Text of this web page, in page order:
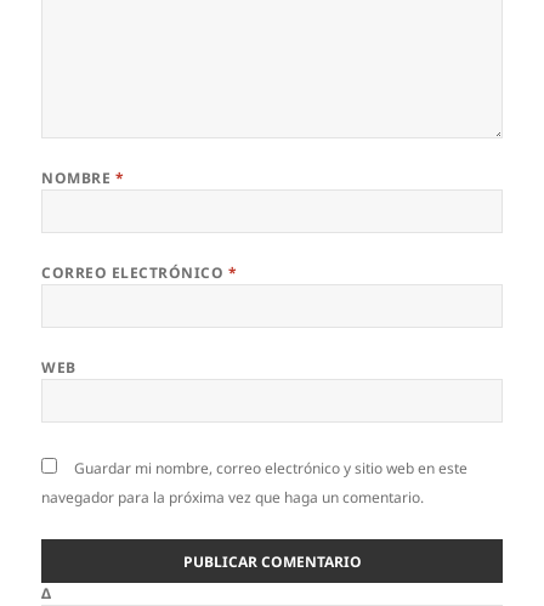
NOMBRE *
CORREO ELECTRÓNICO *
WEB
Guardar mi nombre, correo electrónico y sitio web en este
navegador para la próxima vez que haga un comentario.
Δ